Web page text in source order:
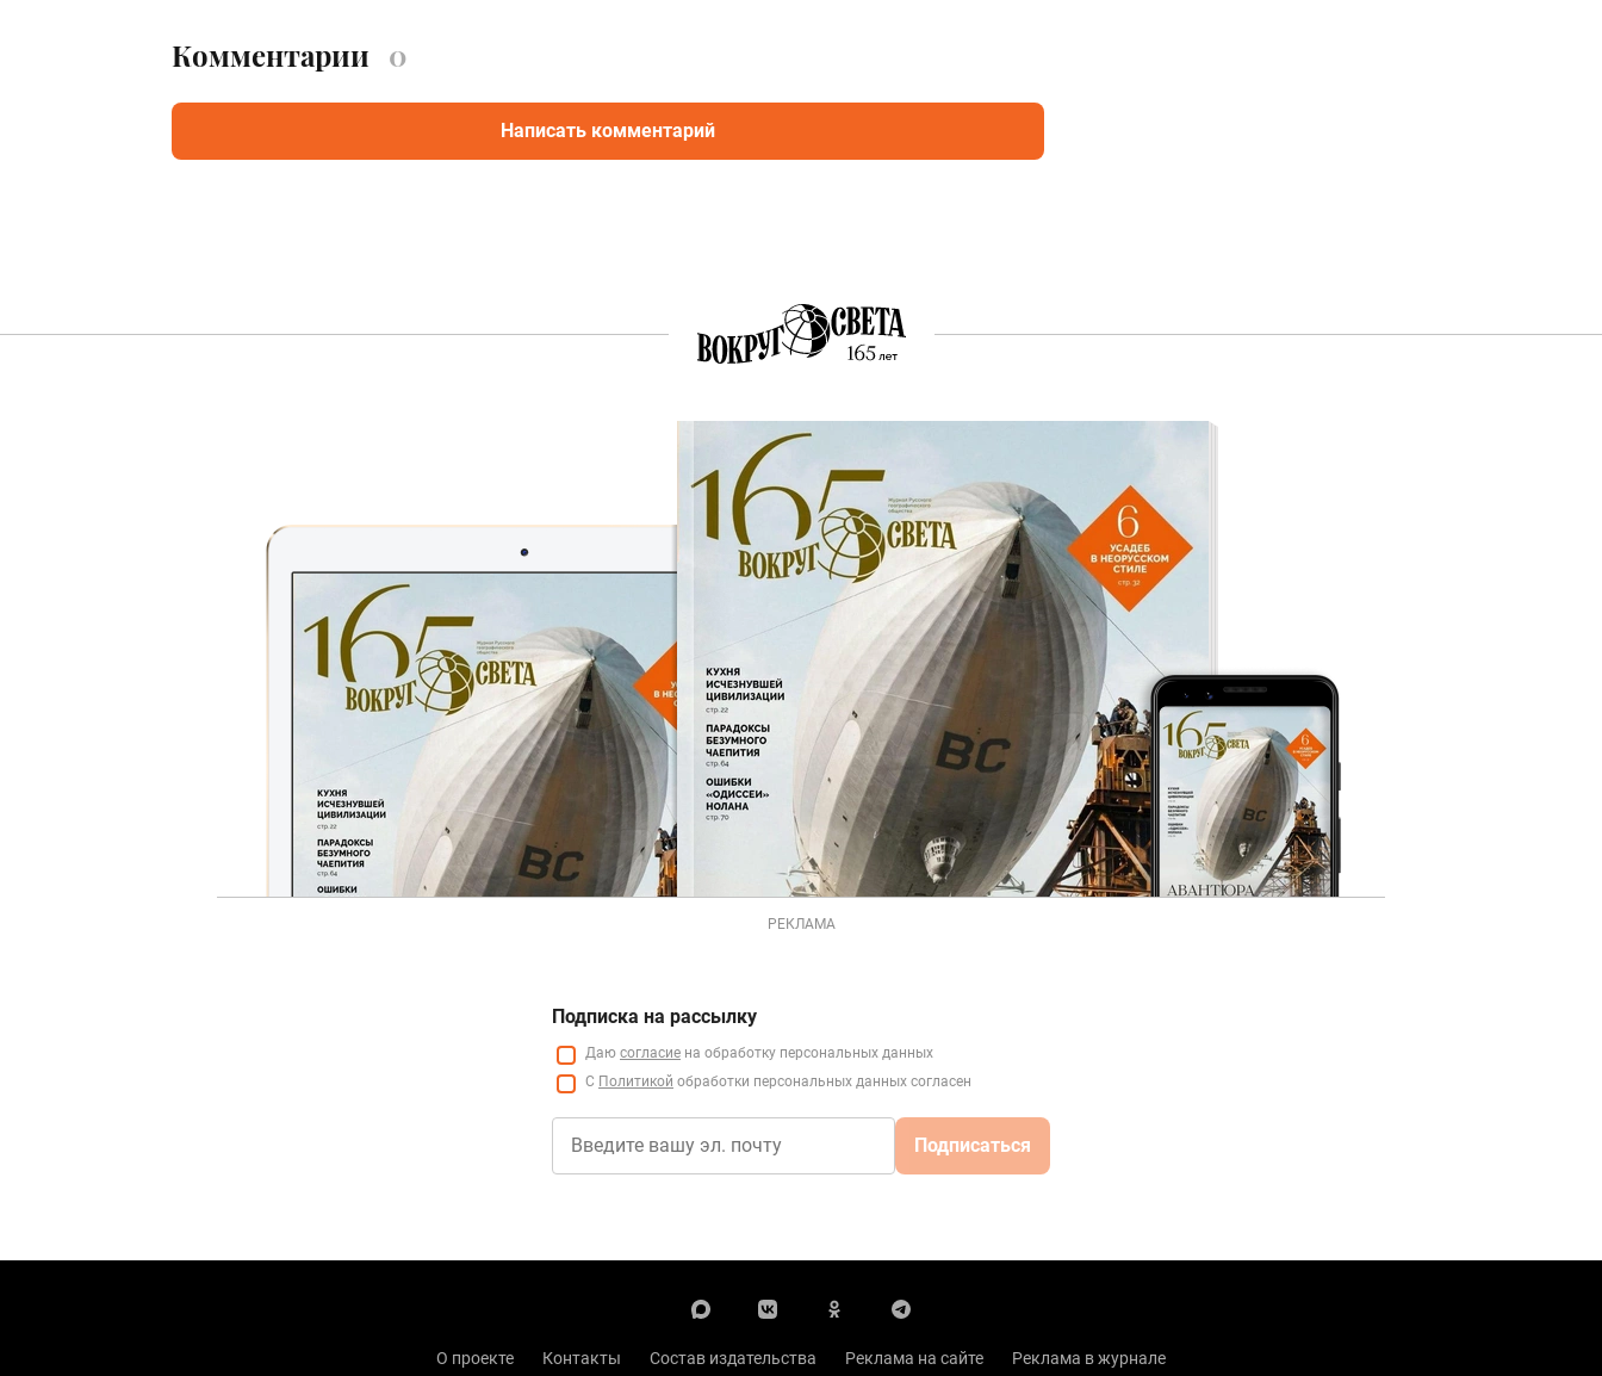
Комментарии 0
Написать комментарий
РЕКЛАМА
Подписка на рассылку
Даю согласие на обработку персональных данных
С Политикой обработки персональных данных согласен
Подписаться
О проекте Контакты Состав издательства Реклама на сайте Реклама в журнале